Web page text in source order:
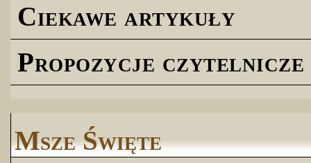
Ciekawe artykuły
Propozycje czytelnicze
Msze Święte